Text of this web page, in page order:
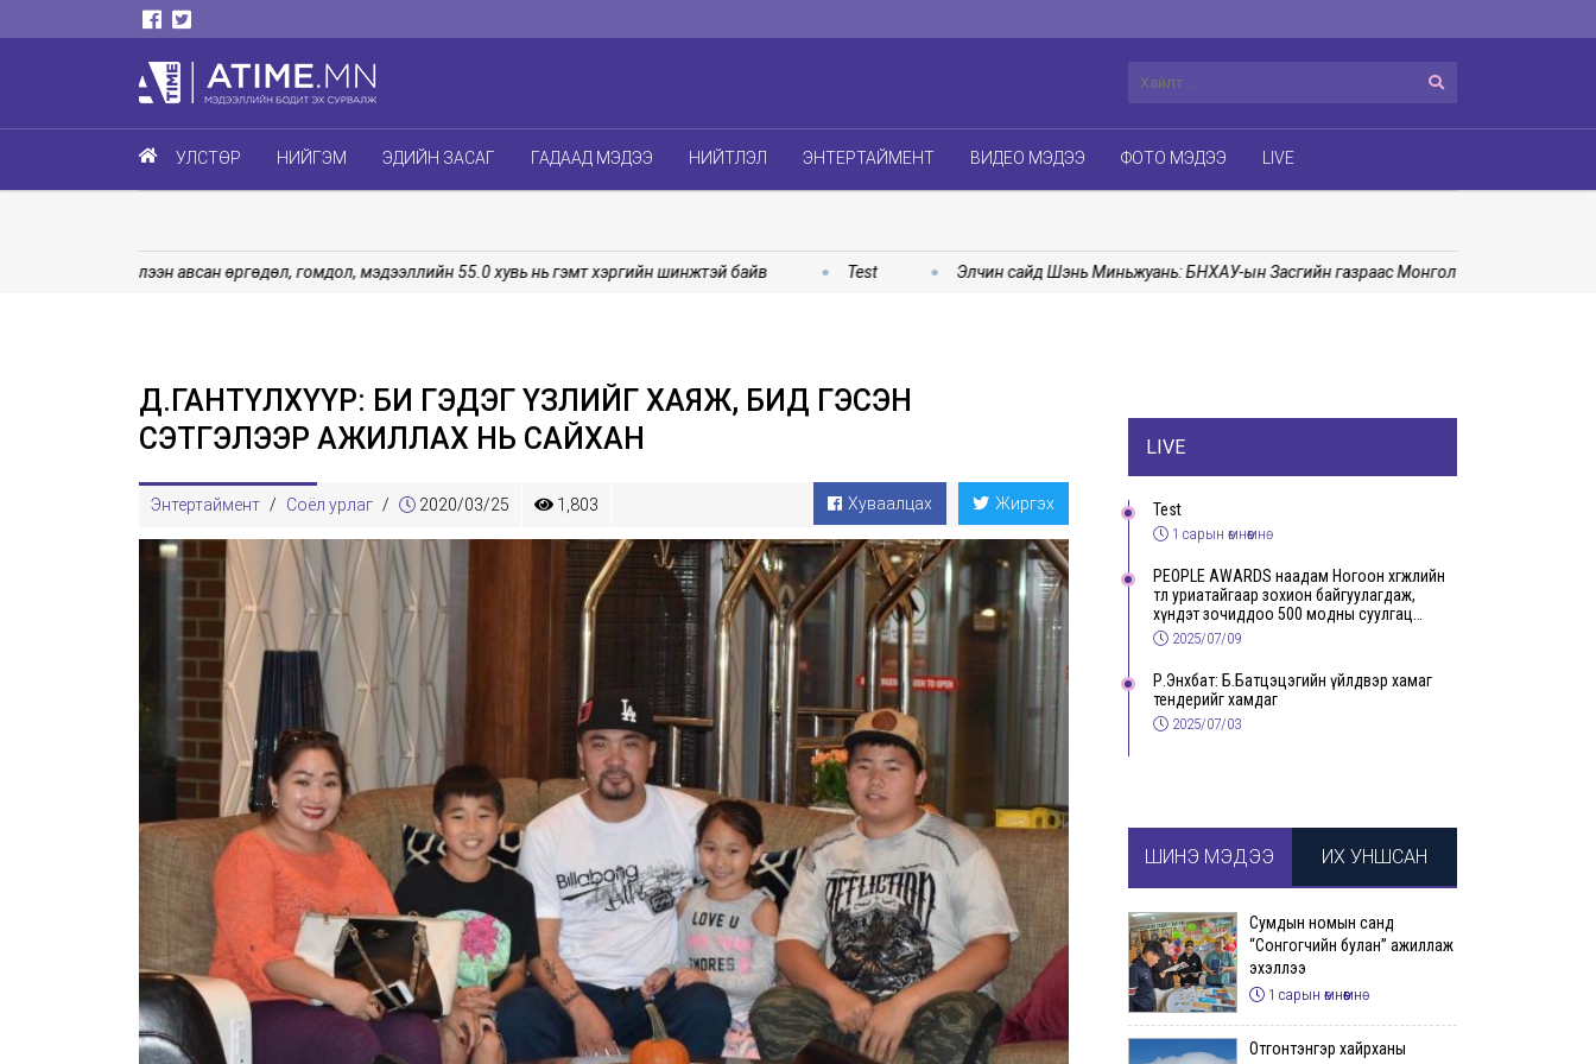
УЛСТӨР НИЙГЭМ ЭДИЙН ЗАСАГ ГАДААД МЭДЭЭ НИЙТЛЭЛ ЭНТЕРТАЙМЕНТ ВИДЕО МЭДЭЭ ФОТО МЭДЭЭ LIVE
Хүлээн авсан өргөдөл, гомдол, мэдээллийн 55.0 хувь нь гэмт хэргийн шинжтэй байв Test Элчин сайд Шэнь Миньжуань: БНХАУ-ын Засгийн газраас Монгол Улсад сургалтын
Д.ГАНТҮЛХҮҮР: БИ ГЭДЭГ ҮЗЛИЙГ ХАЯЖ, БИД ГЭСЭН
СЭТГЭЛЭЭР АЖИЛЛАХ НЬ САЙХАН
Энтертаймент / Соёл урлаг / 2020/03/25 1,803 Хуваалцах Жиргэх
LIVE
Test
1 сарын өмнөөмнө
PEOPLE AWARDS наадам Ногоон хөгжлийн
төлөө уриатайгаар зохион байгуулагдаж,
хүндэт зочиддоо 500 модны суулгац
бэлэглэлээ
2025/07/09
Р.Энхбат: Б.Батцэцэгийн үйлдвэр хамаг
тендерийг хамдаг
2025/07/03
ШИНЭ МЭДЭЭ ИХ УНШСАН
Сумдын номын санд
“Сонгогчийн булан” ажиллаж
эхэллээ
1 сарын өмнөөмнө
Отгонтэнгэр хайрханы